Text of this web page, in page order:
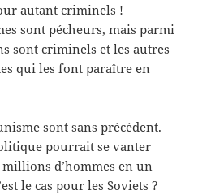
autant criminels !
sont pécheurs, mais parmi
sont criminels et les autres
qui les font paraître en
sont sans précédent.
pourrait se vanter
d’hommes en un
le cas pour les Soviets ?